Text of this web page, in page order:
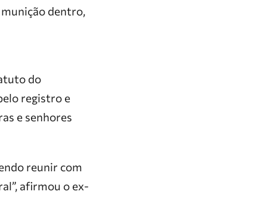
dentro,
do
registro e
e senhores
reunir com
afirmou o ex-